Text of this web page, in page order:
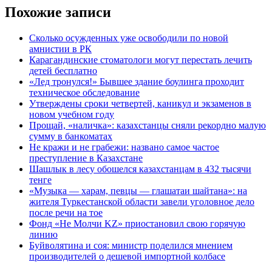
Похожие записи
Сколько осужденных уже освободили по новой
амнистии в РК
Карагандинские стоматологи могут перестать лечить
детей бесплатно
«Лед тронулся!» Бывшее здание боулинга проходит
техническое обследование
Утверждены сроки четвертей, каникул и экзаменов в
новом учебном году
Прощай, «наличка»: казахстанцы сняли рекордно малую
сумму в банкоматах
Не кражи и не грабежи: названо самое частое
преступление в Казахстане
Шашлык в лесу обошелся казахстанцам в 432 тысячи
тенге
«Музыка — харам, певцы — глашатаи шайтана»: на
жителя Туркестанской области завели уголовное дело
после речи на тое
Фонд «Не Молчи KZ» приостановил свою горячую
линию
Буйволятина и соя: министр поделился мнением
производителей о дешевой импортной колбасе